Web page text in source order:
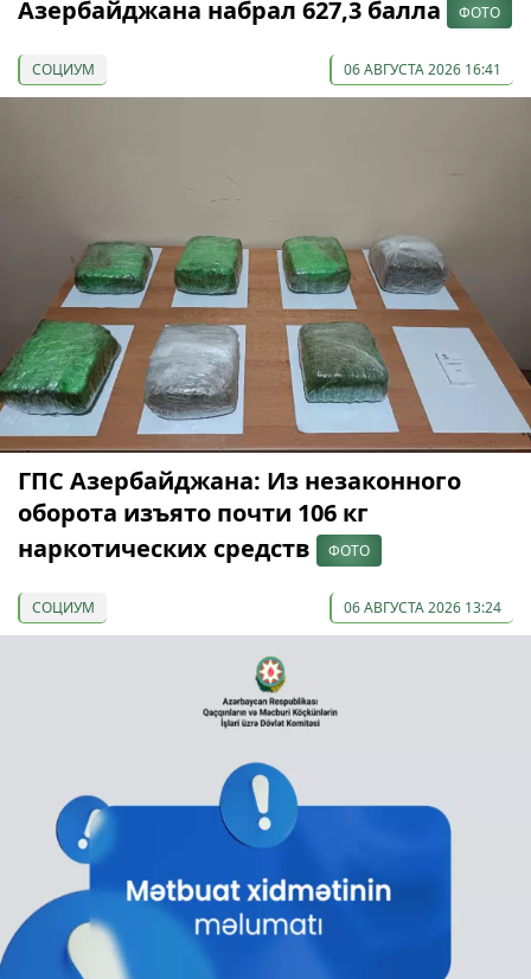
Азербайджана набрал 627,3 балла
ФОТО
СОЦИУМ 06 АВГУСТА 2026 16:41
ГПС Азербайджана: Из незаконного
оборота изъято почти 106 кг
наркотических средств
ФОТО
СОЦИУМ 06 АВГУСТА 2026 13:24